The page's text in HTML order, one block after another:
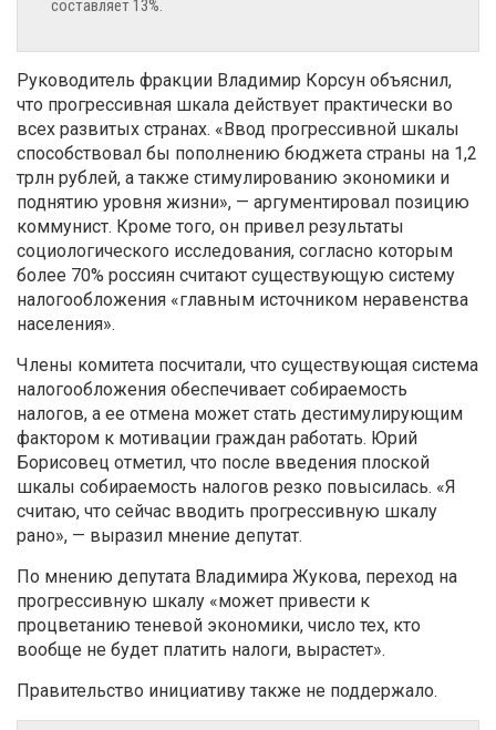
составляет 13%.
Руководитель фракции Владимир Корсун объяснил,
что прогрессивная шкала действует практически во
всех развитых странах. «Ввод прогрессивной шкалы
способствовал бы пополнению бюджета страны на 1,2
трлн рублей, а также стимулированию экономики и
поднятию уровня жизни», — аргументировал позицию
коммунист. Кроме того, он привел результаты
социологического исследования, согласно которым
более 70% россиян считают существующую систему
налогообложения «главным источником неравенства
населения».
Члены комитета посчитали, что существующая система
налогообложения обеспечивает собираемость
налогов, а ее отмена может стать дестимулирующим
фактором к мотивации граждан работать. Юрий
Борисовец отметил, что после введения плоской
шкалы собираемость налогов резко повысилась. «Я
считаю, что сейчас вводить прогрессивную шкалу
рано», — выразил мнение депутат.
По мнению депутата Владимира Жукова, переход на
прогрессивную шкалу «может привести к
процветанию теневой экономики, число тех, кто
вообще не будет платить налоги, вырастет».
Правительство инициативу также не поддержало.